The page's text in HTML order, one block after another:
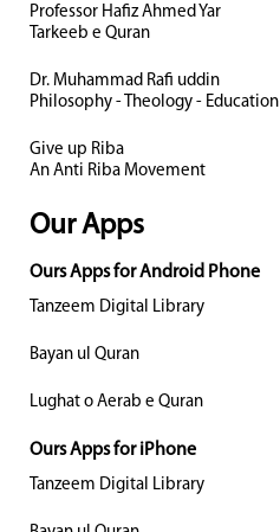
Professor Hafiz Ahmed Yar
Tarkeeb e Quran
Dr. Muhammad Rafi uddin
Philosophy - Theology - Education
Give up Riba
An Anti Riba Movement
Our Apps
Ours Apps for Android Phone
Tanzeem Digital Library
Bayan ul Quran
Lughat o Aerab e Quran
Ours Apps for iPhone
Tanzeem Digital Library